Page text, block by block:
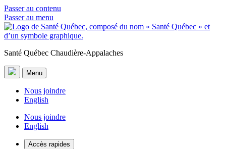
Passer au contenu
Passer au menu
Santé Québec Chaudière-Appalaches
Menu
Nous joindre
English
Nous joindre
English
Accès rapides